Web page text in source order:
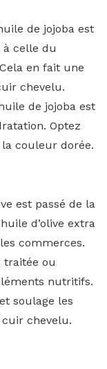
de jojoba est
celle du
en fait une
chevelu.
de jojoba est
Optez
couleur dorée.
est passé de la
d’olive extra
commerces.
traitée ou
nutritifs.
soulage les
chevelu.